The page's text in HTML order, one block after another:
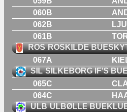
060B
062B
061B
ROS ROSKILDE
067A
SIL SILKEBORG IF'S
065C
064C
ULB ULBØLLE